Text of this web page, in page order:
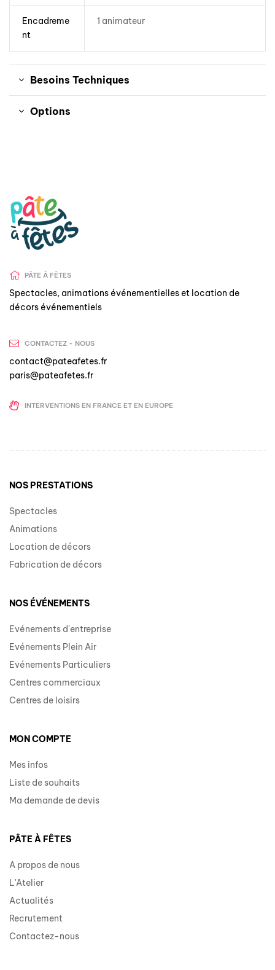
Encadreme
nt
1 animateur
Besoins Techniques
Options
PÂTE Â FÊTES
Spectacles, animations événementielles et location de
décors événementiels
CONTACTEZ - NOUS
contact@pateafetes.fr
paris@pateafetes.fr
INTERVENTIONS EN FRANCE ET EN EUROPE
NOS PRESTATIONS
Spectacles
Animations
Location de décors
Fabrication de décors
NOS ÉVÉNEMENTS
Evénements d'entreprise
Evénements Plein Air
Evénements Particuliers
Centres commerciaux
Centres de loisirs
MON COMPTE
Mes infos
Liste de souhaits
Ma demande de devis
PÂTE À FÊTES
A propos de nous
L'Atelier
Actualités
Recrutement
Contactez-nous